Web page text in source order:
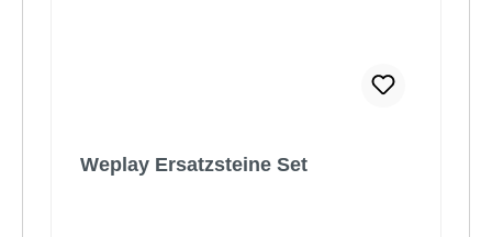
Weplay Ersatzsteine Set